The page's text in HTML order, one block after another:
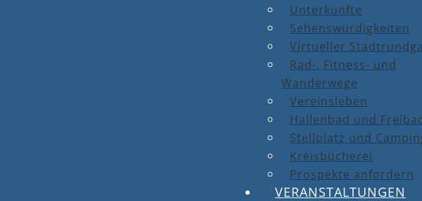
Unterkünfte
Sehenswürdigkeiten
Virtueller
Rad-, Fitness- und
Wanderwege
Vereinsleben
Hallenbad und
Stellplatz und
Kreisbücherei
Prospekte anfordern
VERANSTALTUNGEN